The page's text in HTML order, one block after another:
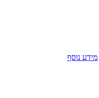
מידע נוסף